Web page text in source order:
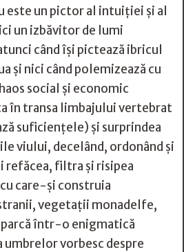
este un pictor al intuiţiei şi al
un izbăvitor de lumi
când îşi pictează ibricul
şi nici când polemizează cu
social şi economic
în transa limbajului vertebrat
suficienţele) şi surprindea
viului, decelând, ordonând şi
refăcea, filtra şi risipea
care-şi construia
vegetaţii monadelfe,
într-o enigmatică
vorbesc despre